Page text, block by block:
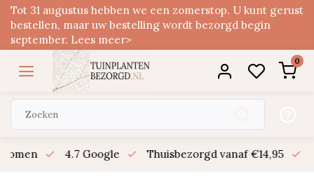
Tot 31 augustus hebben we een zomerstop. U kunt gerust
bestellen, maar uw bestelling wordt bezorgd begin
september. Lees meer>
0
4.7 Google Thuisbezorgd vanaf €14,95